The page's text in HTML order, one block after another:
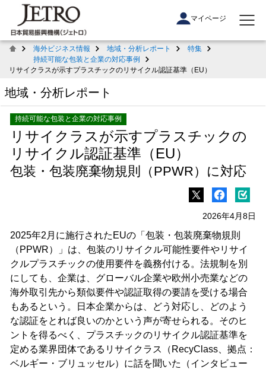
マイページ
海外ビジネス情報 地域・分析レポート
特集
持続可能な包装と企業の対応事例
リサイクラスが示すプラスチックのリサイクル認証基準（EU）
地域・分析レポート
持続可能な包装と企業の対応事例
リサイクラスが示すプラスチックの
リサイクル認証基準（EU）
包装・包装廃棄物規則（PPWR）に対応
2026年4月8日
2025年2月に施行されたEUの「包装・包装廃棄物規則
（PPWR）」は、包装のリサイクル可能性要件やリサイ
クルプラスチックの使用要件を義務付ける。法規制を別
にしても、企業は、グローバル企業や欧州小売業などの
海外取引先から類似要件や認証取得の要請を受ける場合
もあるという。日本企業からは、どう対応し、どのよう
な認証をとれば良いのかという声が寄せられる。そのヒ
ントを得るべく、プラスチックのリサイクル認証基準を
定める業界団体であるリサイクラス（RecyClass、拠点：
ベルギー・ブリュッセル）に話を聞いた（インタビュー